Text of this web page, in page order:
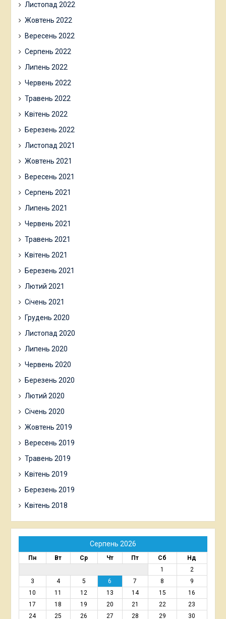
Листопад 2022
Жовтень 2022
Вересень 2022
Серпень 2022
Липень 2022
Червень 2022
Травень 2022
Квітень 2022
Березень 2022
Листопад 2021
Жовтень 2021
Вересень 2021
Серпень 2021
Липень 2021
Червень 2021
Травень 2021
Квітень 2021
Березень 2021
Лютий 2021
Січень 2021
Грудень 2020
Листопад 2020
Липень 2020
Червень 2020
Березень 2020
Лютий 2020
Січень 2020
Жовтень 2019
Вересень 2019
Травень 2019
Квітень 2019
Березень 2019
Квітень 2018
Серпень 2026
Пн Вт Ср Чт Пт Сб
Нд
1
2
3
4 5 6 7 8
9
10
11 12 13 14 15
16
17
18 19 20 21 22
23
24
25 26 27 28 29 30